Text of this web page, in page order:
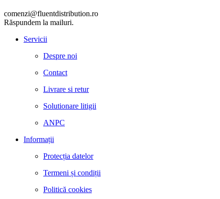
comenzi@fluentdistribution.ro
Răspundem la mailuri.
Servicii
Despre noi
Contact
Livrare si retur
Solutionare litigii
ANPC
Informații
Protecția datelor
Termeni și condiții
Politică cookies